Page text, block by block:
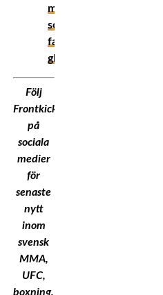
mästarna
som
fansen
glömde
Följ
Frontkick.Online
på
sociala
medier
för
senaste
nytt
inom
svensk
MMA,
UFC,
boxning,